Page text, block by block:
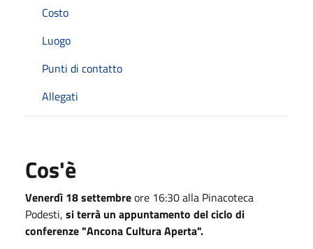
Costo
Luogo
Punti di contatto
Allegati
Cos'è
Venerdì 18 settembreore 16:30 alla Pinacoteca
Podesti, si terrà un appuntamento del ciclo di
conferenze "Ancona Cultura Aperta".